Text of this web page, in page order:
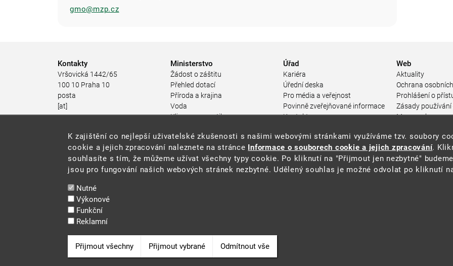
gmo@mzp.cz
Kontakty
Vršovická 1442/65
100 10 Praha 10
posta
[at]
mzp.gov.cz
+420 267 121 111
Ministerstvo
Žádost o záštitu
Přehled dotací
Příroda a krajina
Voda
Klima a energetika
Odpadové hospodářství
Rizika pro životní prostředí
Stav životního prostředí
Environmentální nástroje
Úřad
Kariéra
Úřední deska
Pro média a veřejnost
Povinně zveřejňované informace
Kontakty
(PDF, 204 kB)
Web
Aktuality
Ochrana
Prohlášení o
Zásady používání
Mapa webu
K zajištění co nejlepší uživatelské zkušenosti s našimi webovými stránkami využíváme tzv. soubory
cookie a jejich zpracování naleznete na stránce Informace o souborech cookie a jejich zpracování.
souhlasíte s tím, že můžeme užívat všechny typy cookie. Po kliknutí na "Přijmout jen nezbytné"
jsou pro fungování našich webových stránek nezbytné. Udělený souhlas je možné odvolat po kliknutí
Nutné
Výkonové
Funkční
Reklamní
Přijmout všechny Přijmout vybrané Odmítnout vše